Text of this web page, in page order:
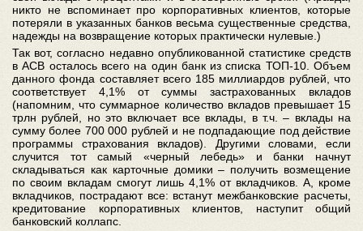
никто не вспоминает про корпоративных клиентов, которые
потеряли в указанных банков весьма существенные средства,
надежды на возвращение которых практически нулевые.)
Так вот, согласно недавно опубликованной статистике средств
в АСВ осталось всего на один банк из списка ТОП-10. Объем
данного фонда составляет всего 185 миллиардов рублей, что
соответствует 4,1% от суммы застрахованных вкладов
(напомним, что суммарное количество вкладов превышает 15
трлн рублей, но это включает все вклады, в т.ч. – вклады на
сумму более 700 000 рублей и не подпадающие под действие
программы страхования вкладов). Другими словами, если
случится тот самый «черный лебедь» и банки начнут
складываться как карточные домики – получить возмещение
по своим вкладам смогут лишь 4,1% от вкладчиков. А, кроме
вкладчиков, пострадают все: встанут межбанковские расчеты,
кредитование корпоративных клиентов, наступит общий
банковский коллапс.